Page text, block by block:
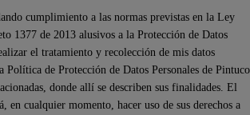
cumplimiento a las normas previstas en la Ley
1377 de 2013 alusivos a la Protección de Datos
el tratamiento y recolección de mis datos
Política de Protección de Datos Personales de Pintuco
donde allí se describen sus finalidades. El
en cualquier momento, hacer uso de sus derechos a